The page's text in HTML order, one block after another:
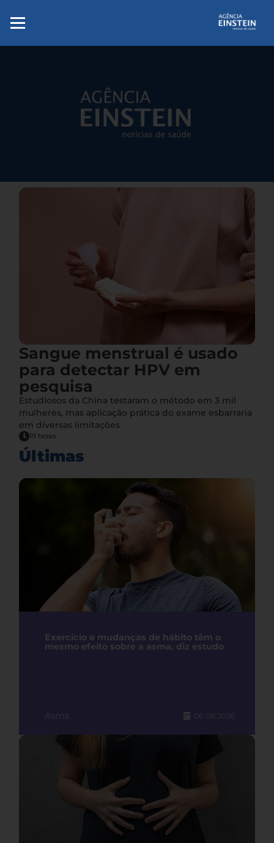
Sangue menstrual é usado
para detectar HPV em
pesquisa
Estudiosos da China testaram o método em 3 mil
mulheres, mas aplicação prática do exame esbarraria
em diversas limitações
19 horas
Últimas
Exercício e mudanças de hábito têm o
mesmo efeito sobre a asma, diz estudo
Asma 06.08.2026